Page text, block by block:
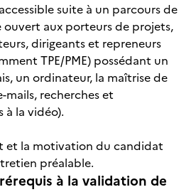
suite à un parcours de
aux porteurs de projets,
dirigeants et repreneurs
TPE/PME) possédant un
un ordinateur, la maîtrise de
mails, recherches et
la vidéo).
et la motivation du candidat
préalable.
à la validation de